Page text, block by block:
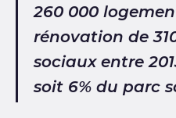
260 000
rénovation de
sociaux entre
soit 6% du parc